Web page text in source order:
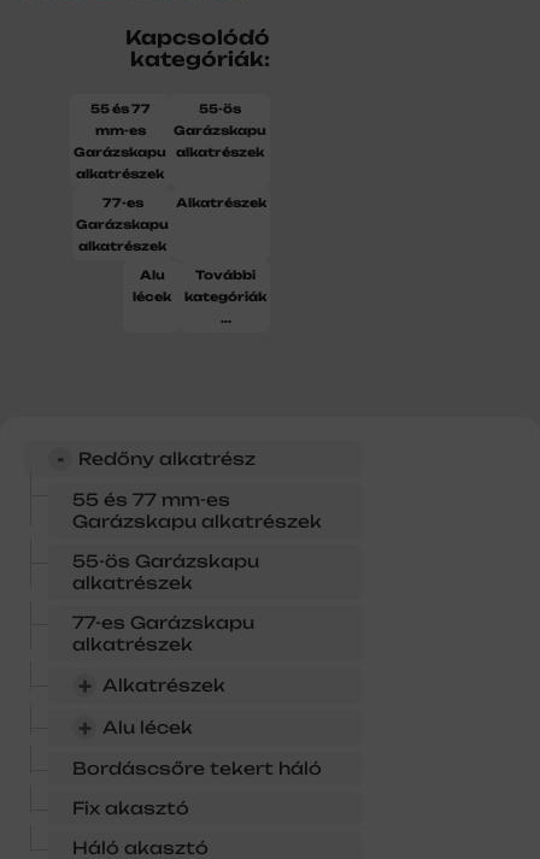
Kapcsolódó
kategóriák:
55 és 77
mm-es
Garázskapu
alkatrészek
55-ös
Garázskapu
alkatrészek
77-es
Garázskapu
alkatrészek
Alkatrészek
Alu
lécek
További
kategóriák
...
-
Redőny alkatrész
55 és 77 mm-es
Garázskapu alkatrészek
55-ös Garázskapu
alkatrészek
77-es Garázskapu
alkatrészek
+ Alkatrészek
+
Alu lécek
Bordáscsőre tekert háló
Fix akasztó
Háló akasztó